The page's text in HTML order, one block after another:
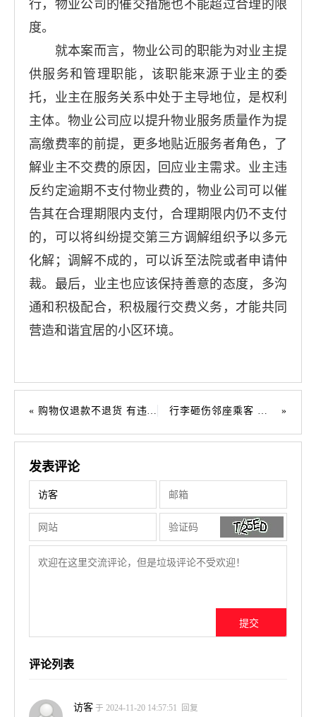
行，物业公司的催交措施也不能超过合理的限
度。
就本案而言，物业公司的职能为对业主提
供服务和管理职能，该职能来源于业主的委
托，业主在服务关系中处于主导地位，是权利
主体。物业公司应以提升物业服务质量作为提
高缴费率的前提，更多地贴近服务者角色，了
解业主不交费的原因，回应业主需求。业主违
反约定逾期不支付物业费的，物业公司可以催
告其在合理期限内支付，合理期限内仍不支付
的，可以将纠纷提交第三方调解组织予以多元
化解；调解不成的，可以诉至法院或者申请仲
裁。最后，业主也应该保持善意的态度，多沟
通和积极配合，积极履行交费义务，才能共同
营造和谐宜居的小区环境。
购物仅退款不退货 有违诚信返还货款 行李砸伤邻座乘客 未尽义务担责赔偿
发表评论
评论列表
访客 于 2024-11-20 14:57:51 回复